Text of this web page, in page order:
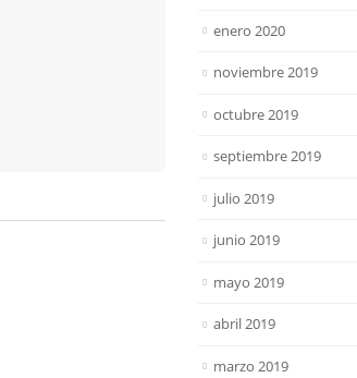
enero 2020
noviembre 2019
octubre 2019
septiembre 2019
julio 2019
junio 2019
mayo 2019
abril 2019
marzo 2019